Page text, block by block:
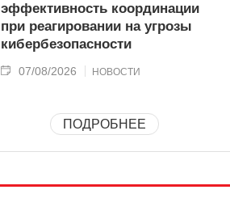
эффективность координации
при реагировании на угрозы
кибербезопасности
07/08/2026 НОВОСТИ
ПОДРОБНЕЕ